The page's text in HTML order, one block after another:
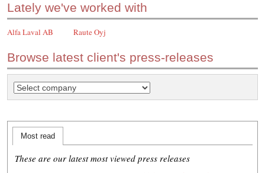
Lately we've worked with
Alfa Laval AB Raute Oyj
Browse latest client's press-releases
Most read
These are our latest most viewed press releases